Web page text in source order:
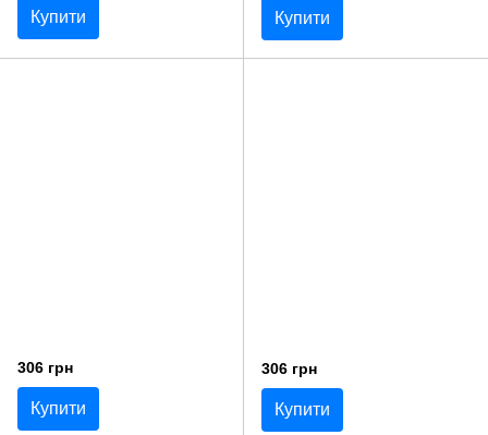
Купити Купити
306 грн
Купити
306 грн
Купити